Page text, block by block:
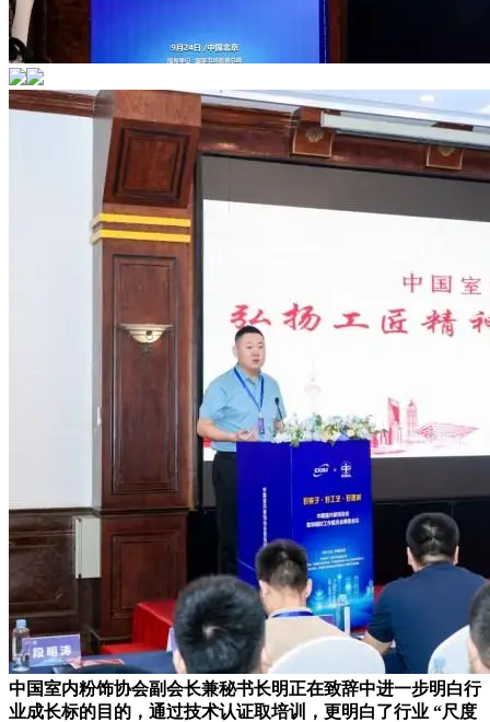
中国室内粉饰协会副会长兼秘书长明正在致辞中进一步明白行
业成长标的目的，通过技术认证取培训，更明白了行业 “尺度